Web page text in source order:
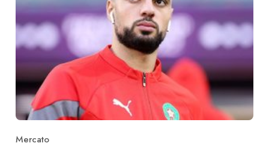
Category
Mercato